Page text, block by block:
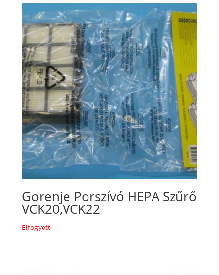
Gorenje Porszívó HEPA Szűrő
VCK20,VCK22
Elfogyott